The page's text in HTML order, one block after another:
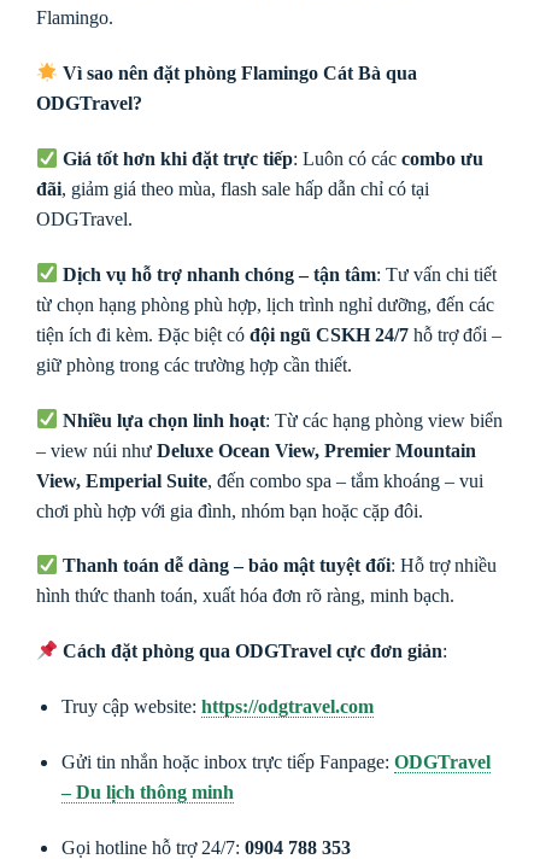
Flamingo.
Vì sao nên đặt phòng Flamingo Cát Bà qua
ODGTravel?
Giá tốt hơn khi đặt trực tiếp: Luôn có cáccombo ưu
đãi, giảm giá theo mùa, flash sale hấp dẫn chỉ có tại
ODGTravel.
Dịch vụ hỗ trợ nhanh chóng – tận tâm: Tư vấn chi tiết
từ chọn hạng phòng phù hợp, lịch trình nghỉ dưỡng, đến các
tiện ích đi kèm. Đặc biệt có đội ngũ CSKH 24/7 hỗ trợ đổi –
giữ phòng trong các trường hợp cần thiết.
Nhiều lựa chọn linh hoạt: Từ các hạng phòng view biển
– view núi như Deluxe Ocean View, Premier Mountain
View, Emperial Suite, đến combo spa – tắm khoáng – vui
chơi phù hợp với gia đình, nhóm bạn hoặc cặp đôi.
Thanh toán dễ dàng – bảo mật tuyệt đối: Hỗ trợ nhiều
hình thức thanh toán, xuất hóa đơn rõ ràng, minh bạch.
Cách đặt phòng qua ODGTravel cực đơn giản:
Truy cập website: https://odgtravel.com
Gửi tin nhắn hoặc inbox trực tiếp Fanpage: ODGTravel
– Du lịch thông minh
Gọi hotline hỗ trợ 24/7: 0904 788 353